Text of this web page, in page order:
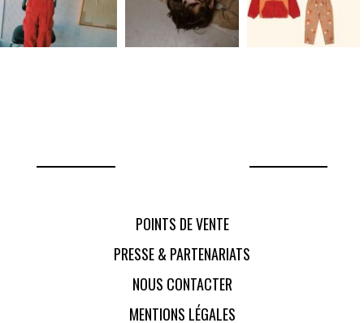
POINTS DE VENTE
PRESSE & PARTENARIATS
NOUS CONTACTER
MENTIONS LÉGALES